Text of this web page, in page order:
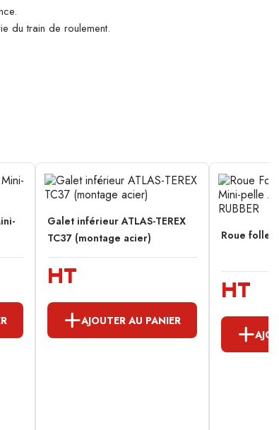
du train de roulement.
Galet inférieur ATLAS-TEREX
TC37 (montage acier)
HT
AJOUTER AU PANIER
Roue folle
HT